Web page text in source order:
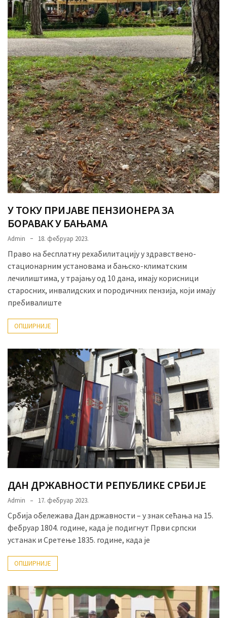
MOST
USED
CATEGORIES
Вести
(901)
Вршац
(872)
ГРАДОВИ
(810)
Пландиште
(139)
Uncategorized
(493)
Панчево
(479)
Чланци
(306)
Ковачица
Blogs
(143)
Бела
Црква
(140)
У ТОКУ ПРИЈАВЕ ПЕНЗИОНЕРА ЗА
БОРАВАК У БАЊАМА
Admin 18. фебруар 2023.
Право на бесплатну рехабилитацију у здравствено-
стационарним установама и бањско-климатским
лечилиштима, у трајању од 10 дана, имају корисници
старосних, инвалидских и породичних пензија, који имају
пребивалиште
ОПШИРНИЈЕ
ДАН ДРЖАВНОСТИ РЕПУБЛИКЕ СРБИЈЕ
Admin 17. фебруар 2023.
Србија обележава Дан државности – у знак сећања на 15.
фебруар 1804. године, када је подигнут Први српски
устанак и Сретење 1835. године, када је
ОПШИРНИЈЕ